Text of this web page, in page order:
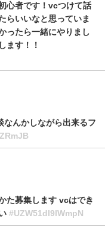
心者です！vcつけて話
らいいなと思っていま
ったら一緒にやりまし
ます！！
んかしながら出来るフ
た募集します vcはでき
#UZW51dl9lWmpN